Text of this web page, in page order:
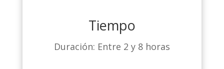
Tiempo
Duración: Entre 2 y 8 horas